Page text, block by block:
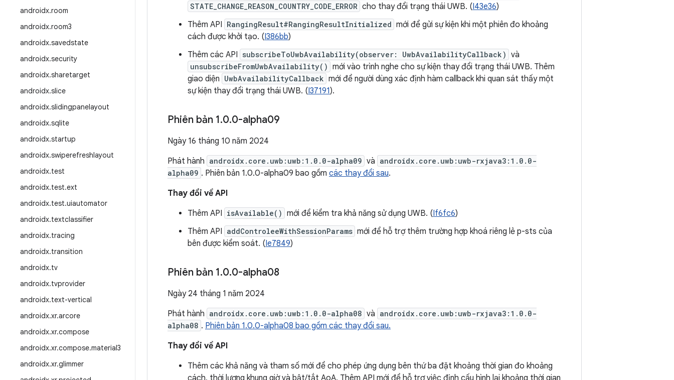
androidx.room
androidx.room3
androidx.savedstate
androidx.security
androidx.sharetarget
androidx.slice
androidx.slidingpanelayout
androidx.sqlite
androidx.startup
androidx.swiperefreshlayout
androidx.test
androidx.test.ext
androidx.test.uiautomator
androidx.textclassifier
androidx.tracing
androidx.transition
androidx.tv
androidx.tvprovider
androidx.text-vertical
androidx.xr.arcore
androidx.xr.compose
androidx.xr.compose.material3
androidx.xr.glimmer
STATE_CHANGE_REASON_COUNTRY_CODE_ERROR cho thay đổi trạng thái UWB. (I43e36)
Thêm API RangingResult#RangingResultInitialized mới để gửi sự kiện khi một phiên đo khoảng
cách được khởi tạo. (I386bb)
Thêm các API subscribeToUwbAvailability(observer: UwbAvailabilityCallback) và
unsubscribeFromUwbAvailability() mới vào trình nghe cho sự kiện thay đổi trạng thái UWB. Thêm
giao diện UwbAvailabilityCallback mới để người dùng xác định hàm callback khi quan sát thấy một
sự kiện thay đổi trạng thái UWB. (I37191).
Phiên bản 1.0.0-alpha09
Ngày 16 tháng 10 năm 2024
Phát hành androidx.core.uwb:uwb:1.0.0-alpha09 và androidx.core.uwb:uwb-rxjava3:1.0.0-
alpha09 . Phiên bản 1.0.0-alpha09 bao gồm các thay đổi sau.
Thay đổi về API
Thêm API isAvailable() mới để kiểm tra khả năng sử dụng UWB. (If6fc6)
Thêm API addControleeWithSessionParams mới để hỗ trợ thêm trường hợp khoá riêng lẻ p-sts của
bên được kiểm soát. (Ie7849)
Phiên bản 1.0.0-alpha08
Ngày 24 tháng 1 năm 2024
Phát hành androidx.core.uwb:uwb:1.0.0-alpha08 và androidx.core.uwb:uwb-rxjava3:1.0.0-
alpha08 . Phiên bản 1.0.0-alpha08 bao gồm các thay đổi sau.
Thay đổi về API
Thêm các khả năng và tham số mới để cho phép ứng dụng bên thứ ba đặt khoảng thời gian đo khoảng
cách, thời lượng khung giờ và bật/tắt AoA. Thêm API mới để hỗ trợ việc định cấu hình lại khoảng thời gian